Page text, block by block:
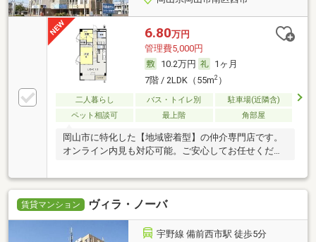
6.80万円
管理費5,000円
10.2万円
1ヶ月
7階 / 2LDK（55m2）
二人暮らし バス・トイレ別
駐車場(近隣含)
ペット相談可
最上階 角部屋
岡山市に特化した【地域密着型】の仲介専門店です。
オンライン内見も対応可能。ご安心してお任せくださ
賃貸マンション ヴィラ・ノーバ
宇野線 備前西市駅 徒歩5分